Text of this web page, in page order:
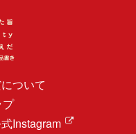
ついて
プ
Instagram